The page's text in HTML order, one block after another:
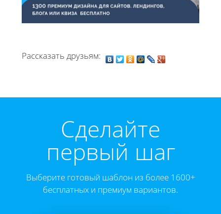
Рассказать друзьям:
Cделайте
первый шаг
Выберите готовый шаблон из более 1600+
бесплатных и премиум вариантов.